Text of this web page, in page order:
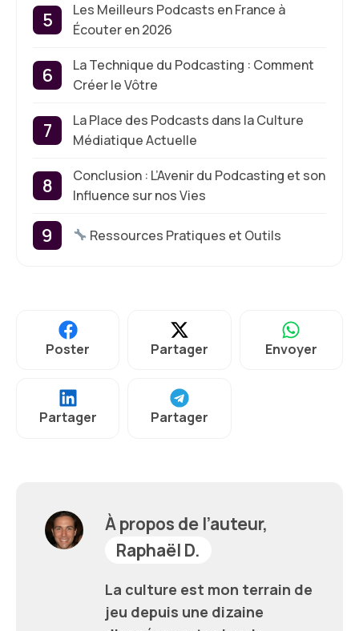
Les Meilleurs Podcasts en France à
Écouter en 2026
La Technique du Podcasting : Comment
Créer le Vôtre
La Place des Podcasts dans la Culture
Médiatique Actuelle
Conclusion : L’Avenir du Podcasting et son
Influence sur nos Vies
Ressources Pratiques et Outils
Poster Partager Envoyer
Partager Partager
À propos de l’auteur,
Raphaël D.
La culture est mon terrain de
jeu depuis une dizaine